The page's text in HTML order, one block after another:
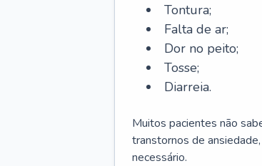
Tontura;
Falta de ar;
Dor no peito;
Tosse;
Diarreia.
Muitos pacientes não
transtornos de
necessário.